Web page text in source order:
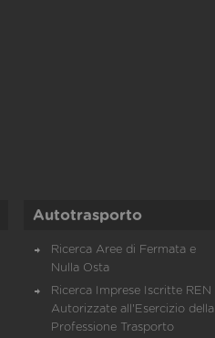
Autotrasporto
Ricerca Aree di Fermata e
Nulla Osta
Ricerca Imprese Iscritte REN
Autorizzate all'Esercizio della
Professione Trasporto